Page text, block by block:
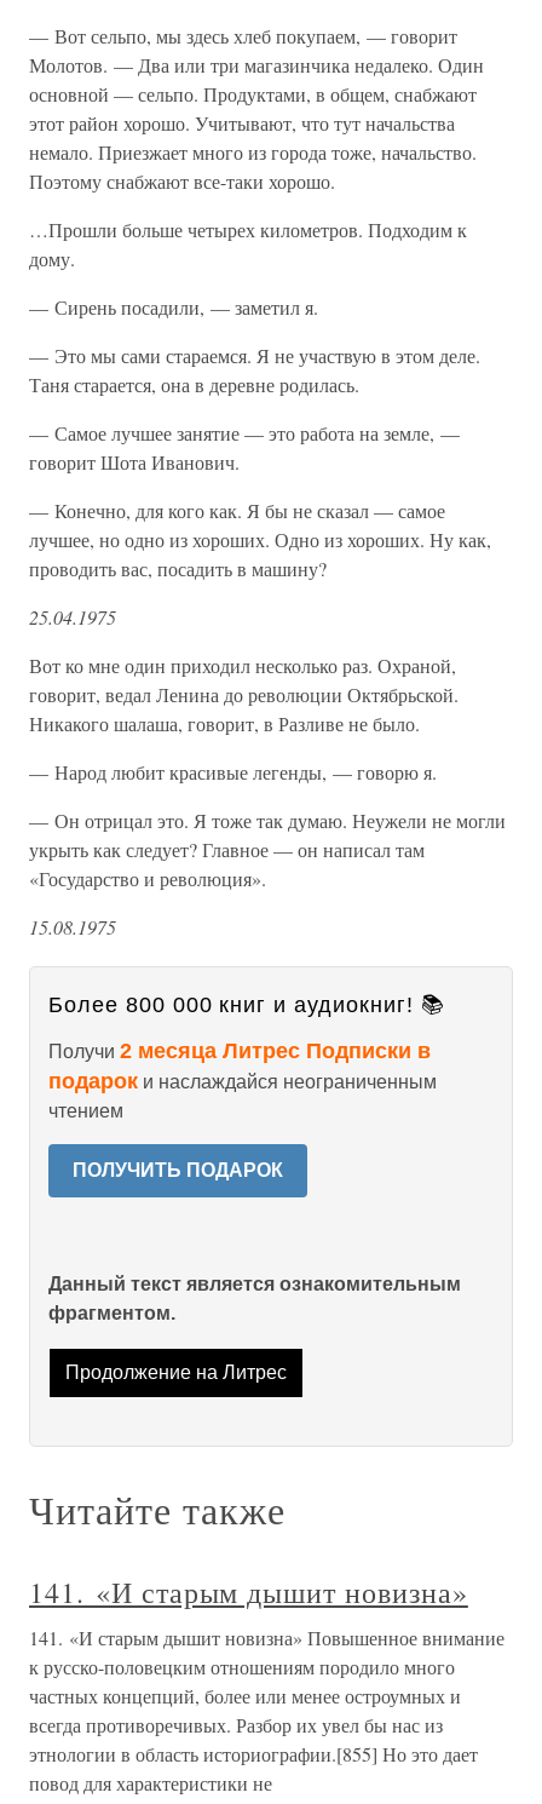
— Вот сельпо, мы здесь хлеб покупаем, — говорит
Молотов. — Два или три магазинчика недалеко. Один
основной — сельпо. Продуктами, в общем, снабжают
этот район хорошо. Учитывают, что тут начальства
немало. Приезжает много из города тоже, начальство.
Поэтому снабжают все-таки хорошо.
…Прошли больше четырех километров. Подходим к
дому.
— Сирень посадили, — заметил я.
— Это мы сами стараемся. Я не участвую в этом деле.
Таня старается, она в деревне родилась.
— Самое лучшее занятие — это работа на земле, —
говорит Шота Иванович.
— Конечно, для кого как. Я бы не сказал — самое
лучшее, но одно из хороших. Одно из хороших. Ну как,
проводить вас, посадить в машину?
25.04.1975
Вот ко мне один приходил несколько раз. Охраной,
говорит, ведал Ленина до революции Октябрьской.
Никакого шалаша, говорит, в Разливе не было.
— Народ любит красивые легенды, — говорю я.
— Он отрицал это. Я тоже так думаю. Неужели не могли
укрыть как следует? Главное — он написал там
«Государство и революция».
15.08.1975
Более 800 000 книг и аудиокниг! 📚
Получи 2 месяца Литрес Подписки в
подарок и наслаждайся неограниченным
чтением
ПОЛУЧИТЬ ПОДАРОК
Данный текст является ознакомительным
фрагментом.
Продолжение на Литрес
Читайте также
141. «И старым дышит новизна»
141. «И старым дышит новизна» Повышенное внимание
к русско-половецким отношениям породило много
частных концепций, более или менее остроумных и
всегда противоречивых. Разбор их увел бы нас из
этнологии в область историографии.[855] Но это дает
повод для характеристики не